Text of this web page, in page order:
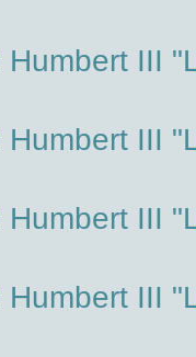
Humbert III
Humbert III
Humbert III
Humbert III